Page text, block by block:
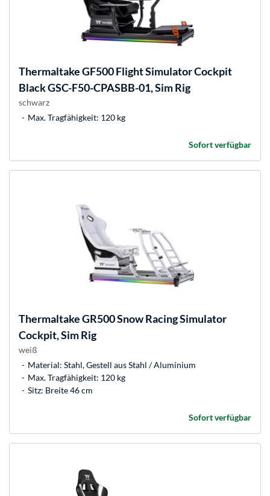
ThermaltakeGF500 Flight Simulator Cockpit
Black GSC-F50-CPASBB-01, Sim Rig
schwarz
Max. Tragfähigkeit: 120 kg
Sofort verfügbar
ThermaltakeGR500 Snow Racing Simulator
Cockpit, Sim Rig
weiß
Material: Stahl, Gestell aus Stahl / Aluminium
Max. Tragfähigkeit: 120 kg
Sitz: Breite 46 cm
Sofort verfügbar